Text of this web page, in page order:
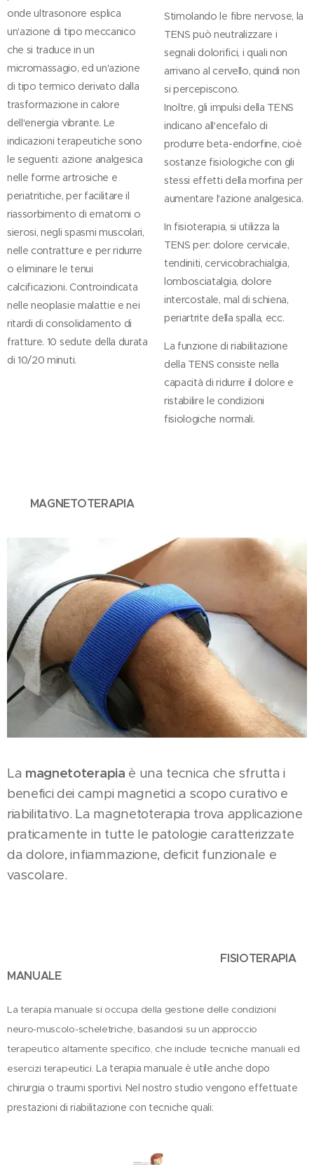
onde ultrasonore esplica
un'azione di tipo meccanico
che si traduce in un
micromassagio, ed un'azione
di tipo termico derivato dalla
trasformazione in calore
dell'energia vibrante. Le
indicazioni terapeutiche sono
le seguenti: azione analgesica
nelle forme artrosiche e
periatritiche, per facilitare il
riassorbimento di ematomi o
sierosi, negli spasmi muscolari,
nelle contratture e per ridurre
o eliminare le tenui
calcificazioni. Controindicata
nelle neoplasie malattie e nei
ritardi di consolidamento di
fratture. 10 sedute della durata
di 10/20 minuti.
Stimolando le fibre nervose, la
TENS può neutralizzare i
segnali dolorifici, i quali non
arrivano al cervello, quindi non
si percepiscono.
Inoltre, gli impulsi della TENS
indicano all'encefalo di
produrre beta-endorfine, cioè
sostanze fisiologiche con gli
stessi effetti della morfina per
aumentare l'azione analgesica.
In fisioterapia, si utilizza la
TENS per: dolore cervicale,
tendiniti, cervicobrachialgia,
lombosciatalgia, dolore
intercostale, mal di schiena,
periartrite della spalla, ecc.
La funzione di riabilitazione
della TENS consiste nella
capacità di ridurre il dolore e
ristabilire le condizioni
fisiologiche normali.
MAGNETOTERAPIA
La magnetoterapia è una tecnica che sfrutta i
benefici dei campi magnetici a scopo curativo e
riabilitativo. La magnetoterapia trova applicazione
praticamente in tutte le patologie caratterizzate
da dolore, infiammazione, deficit funzionale e
vascolare.
FISIOTERAPIA
MANUALE
La terapia manuale si occupa della gestione delle condizioni
neuro-muscolo-scheletriche, basandosi su un approccio
terapeutico altamente specifico, che include tecniche manuali ed
esercizi terapeutici. La terapia manuale è utile anche dopo
chirurgia o traumi sportivi. Nel nostro studio vengono effettuate
prestazioni di riabilitazione con tecniche quali: